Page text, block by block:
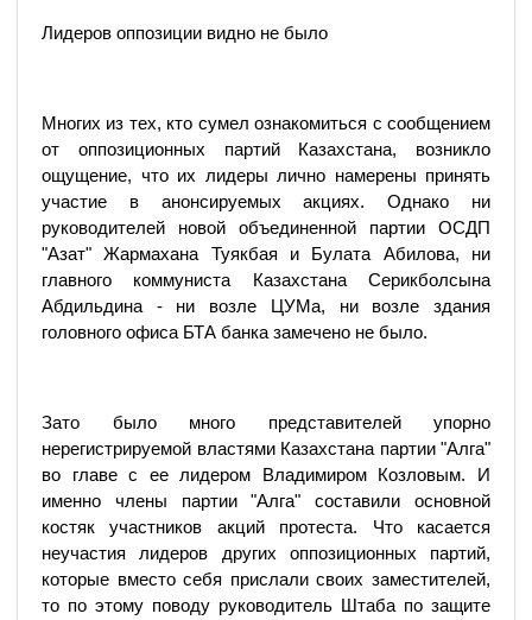
Лидеров оппозиции видно не было
Многих из тех, кто сумел ознакомиться с сообщением
от оппозиционных партий Казахстана, возникло
ощущение, что их лидеры лично намерены принять
участие в анонсируемых акциях. Однако ни
руководителей новой объединенной партии ОСДП
"Азат" Жармахана Туякбая и Булата Абилова, ни
главного коммуниста Казахстана Серикболсына
Абдильдина - ни возле ЦУМа, ни возле здания
головного офиса БТА банка замечено не было.
Зато было много представителей упорно
нерегистрируемой властями Казахстана партии "Алга"
во главе с ее лидером Владимиром Козловым. И
именно члены партии "Алга" составили основной
костяк участников акций протеста. Что касается
неучастия лидеров других оппозиционных партий,
которые вместо себя прислали своих заместителей,
то по этому поводу руководитель Штаба по защите